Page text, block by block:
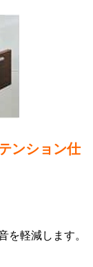
ンション仕
を軽減します。